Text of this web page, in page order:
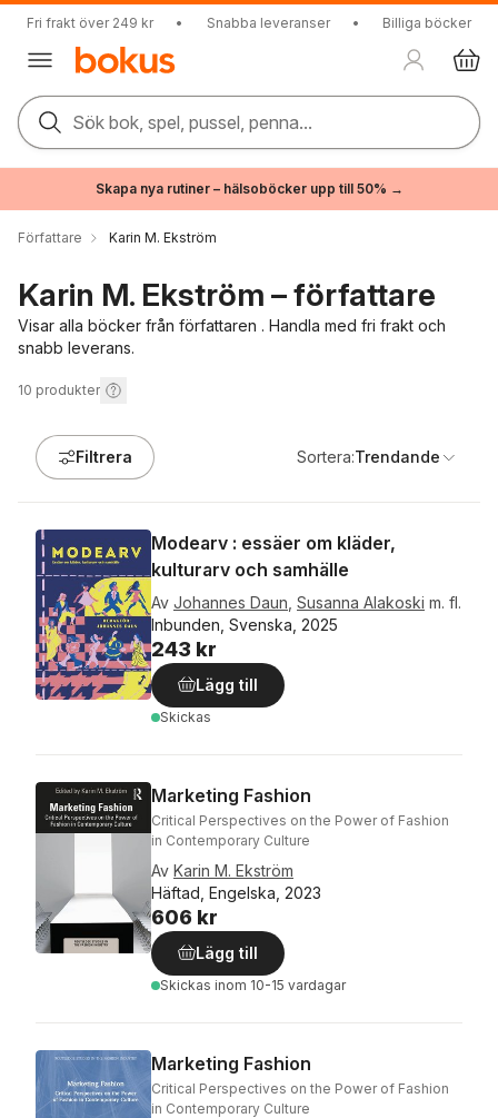
Fri frakt över 249 kr • Snabba leveranser • Billiga böcker
Sök bok, spel, pussel, penna...
Skapa nya rutiner – hälsoböcker upp till 50% →
Författare Karin M. Ekström
Karin M. Ekström – författare
Visar alla böcker från författaren . Handla med fri frakt och
snabb leverans.
10 produkter
Filtrera Sortera:Trendande
Modearv : essäer om kläder,
kulturarv och samhälle
Av Johannes Daun Susanna Alakoski m. fl.
Inbunden, Svenska, 2025
243 kr
Lägg till
Skickas
Marketing Fashion
Critical Perspectives on the Power of Fashion
in Contemporary Culture
Av Karin M. Ekström
Häftad, Engelska, 2023
606 kr
Lägg till
Skickas inom 10-15 vardagar
Marketing Fashion
Critical Perspectives on the Power of Fashion
in Contemporary Culture